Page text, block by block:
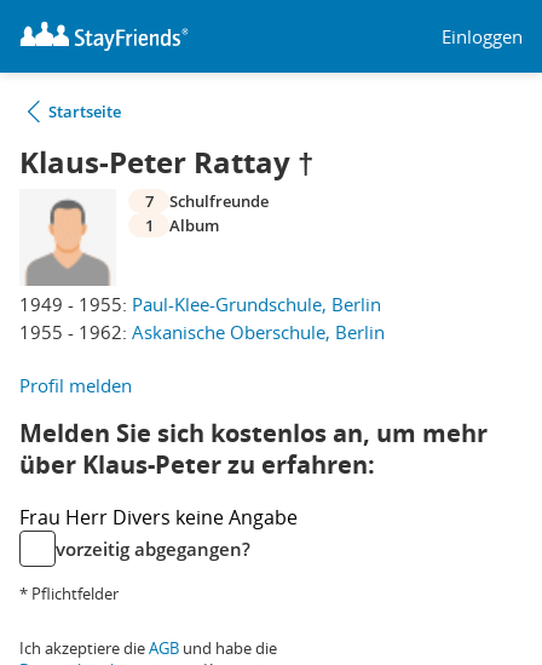
Einloggen
Startseite
Klaus-Peter Rattay †
1949 - 1955: Paul-Klee-Grundschule, Berlin
1955 - 1962: Askanische Oberschule, Berlin
7
Schulfreunde
1
Album
Profil melden
Melden Sie sich kostenlos an, um mehr
über Klaus-Peter zu erfahren:
Frau Herr Divers keine Angabe
vorzeitig abgegangen?
* Pflichtfelder
Ich akzeptiere dieAGB und habe die